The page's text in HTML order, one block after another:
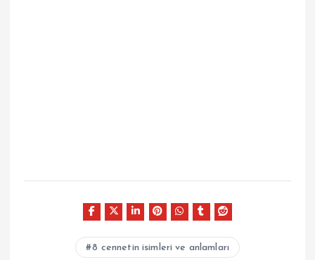
8 cennetin isimleri ve anlamları